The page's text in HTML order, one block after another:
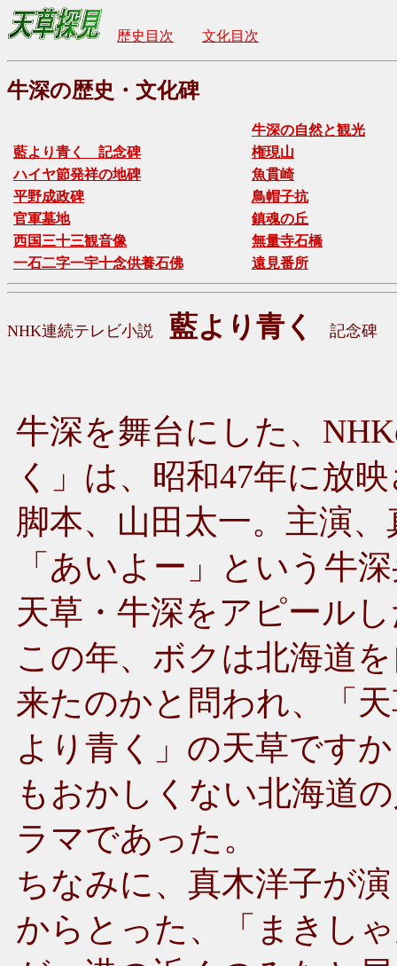
歴史目次 文化目次
牛深の歴史・文化碑
牛深の自然と観光
藍より青く 記念碑
権現山
ハイヤ節発祥の地碑
魚貫崎
平野成政碑
鳥帽子抗
官軍墓地
鎮魂の丘
西国三十三観音像
無量寺石橋
一石二字一宇十念供養石佛
遠見番所
NHK連続テレビ小説 藍より青く 記
牛深を舞台にした、
く」は、昭和47年に放
脚本、山田太一。主演
「あいよー」という牛
天草・牛深をアピール
この年、ボクは北海道
来たのかと問われ、「
より青く」の天草です
もおかしくない北海道
ラマであった。
ちなみに、真木洋子が
からとった、「まきし